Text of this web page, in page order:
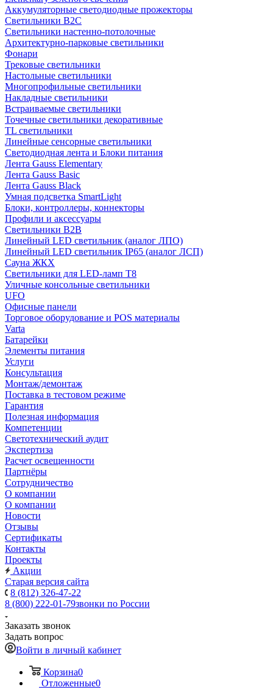
Аккумуляторные светодиодные прожекторы
Светильники B2C
Светильники настенно-потолочные
Архитектурно-парковые светильники
Фонари
Трековые светильники
Настольные светильники
Многопрофильные светильники
Накладные светильники
Встраиваемые светильники
Точечные светильники декоративные
TL светильники
Линейные сенсорные светильники
Светодиодная лента и Блоки питания
Лента Gauss Elementary
Лента Gauss Basic
Лента Gauss Black
Умная подсветка SmartLight
Блоки, контроллеры, коннекторы
Профили и аксессуары
Светильники B2B
Линейный LED светильник (аналог ЛПО)
Линейный LED светильник IP65 (аналог ЛСП)
Сауна ЖКХ
Светильники для LED-ламп T8
Уличные консольные светильники
UFO
Офисные панели
Торговое оборудование и POS материалы
Varta
Батарейки
Элементы питания
Услуги
Консультация
Монтаж/демонтаж
Поставка в тестовом режиме
Гарантия
Полезная информация
Компетенции
Светотехнический аудит
Экспертиза
Расчет освещенности
Партнёры
Cотрудничество
О компании
О компании
Новости
Отзывы
Сертификаты
Контакты
Проекты
Акции
Старая версия сайта
8 (812) 326-47-22
8 (800) 222-01-79звонки по России
Заказать звонок
Задать вопрос
Войти в личный кабинет
Корзина0
Отложенные0